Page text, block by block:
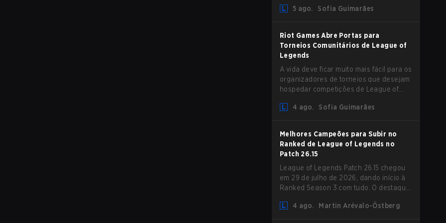
nerfs em Camille que podem impactar
5 ago. Sofia Guimarães
Riot Games Abre Portas para
Torneios Comunitários de League of
Legends
A vida deve ficar muito mais fácil para os
organizadores de torneios que desejam
hospedar competições de League of
suas Diretrizes de Competições
4 ago. Sofia Guimarães
Melhores Campeões para Subir no
Ranked de League of Legends no
Patch 26.15
League of Legends Patch 26.15 chegou
em 29 de julho de 2026, dando início à
Ranked Season 3 com tudo. O destaque
a última atualização também trouxe
4 ago. Martin Arévalo-Östberg